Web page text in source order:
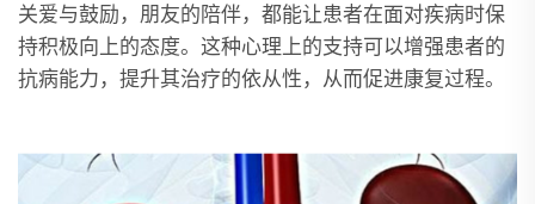
关爱与鼓励，朋友的陪伴，都能让患者在面对疾病时保
持积极向上的态度。这种心理上的支持可以增强患者的
抗病能力，提升其治疗的依从性，从而促进康复过程。